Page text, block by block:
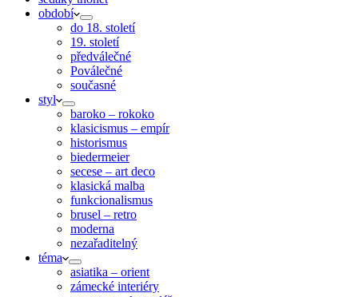
období
do 18. století
19. století
předválečné
Poválečné
současné
styl
baroko – rokoko
klasicismus – empír
historismus
biedermeier
secese – art deco
klasická malba
funkcionalismus
brusel – retro
moderna
nezařaditelný
téma
asiatika – orient
zámecké interiéry